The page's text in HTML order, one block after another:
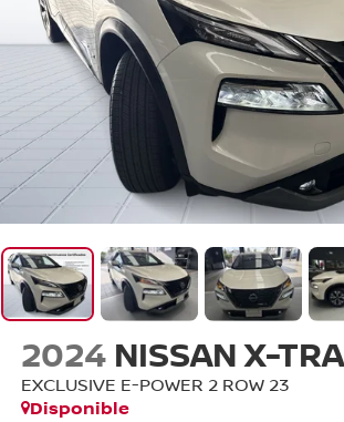
2024 NISSAN X-
EXCLUSIVE E-POWER 2 ROW 23
Disponible